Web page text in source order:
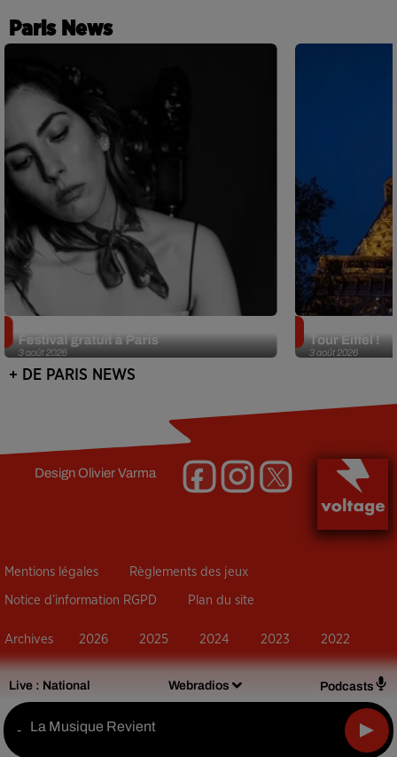
Live : National Webradios Podcasts
- La Musique Revient
Paris News
3 août 2026
Festival gratuit à Paris
3 août 2026
Tour Eiffel !
+ DE PARIS NEWS
DesignOlivier Varma
Mentions légales Règlements des jeux
Notice d’information RGPD Plan du site
Archives 2026 2025 2024 2023 2022